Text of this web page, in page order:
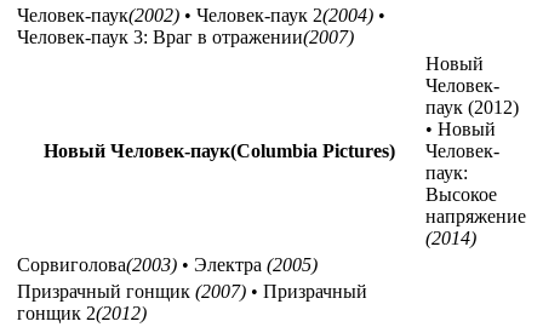
Человек-паук(2002) • Человек-паук 2(2004) •
Человек-паук 3: Враг в отражении(2007)
Новый Человек-паук(Columbia Pictures)
Новый
Человек-
паук (2012)
• Новый
Человек-
паук:
Высокое
напряжение
(2014)
Сорвиголова(2003) • Электра (2005)
Призрачный гонщик (2007) • Призрачный
гонщик 2(2012)